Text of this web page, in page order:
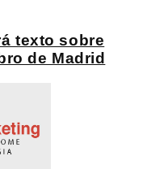
texto sobre
de Madrid